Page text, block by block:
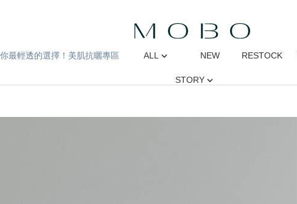
你最輕透的選擇！美肌抗曬專區 ALL NEW RESTOCK
STORY